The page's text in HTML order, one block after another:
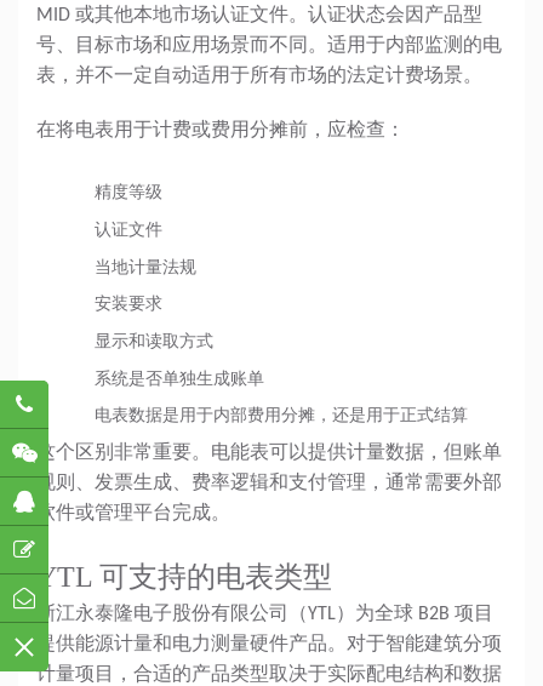
MID 或其他本地市场认证文件。认证状态会因产品型
号、目标市场和应用场景而不同。适用于内部监测的电
表，并不一定自动适用于所有市场的法定计费场景。
在将电表用于计费或费用分摊前，应检查：
精度等级
认证文件
当地计量法规
安装要求
显示和读取方式
系统是否单独生成账单
电表数据是用于内部费用分摊，还是用于正式结算
这个区别非常重要。电能表可以提供计量数据，但账单
规则、发票生成、费率逻辑和支付管理，通常需要外部
软件或管理平台完成。
YTL 可支持的电表类型
浙江永泰隆电子股份有限公司（YTL）为全球 B2B 项目
提供能源计量和电力测量硬件产品。对于智能建筑分项
计量项目，合适的产品类型取决于实际配电结构和数据